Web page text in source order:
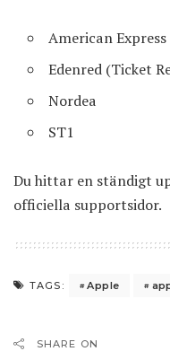
American Express
Edenred (Ticket
Nordea
ST1
Du hittar en ständigt
officiella supportsidor.
TAGS: Apple
SHARE ON